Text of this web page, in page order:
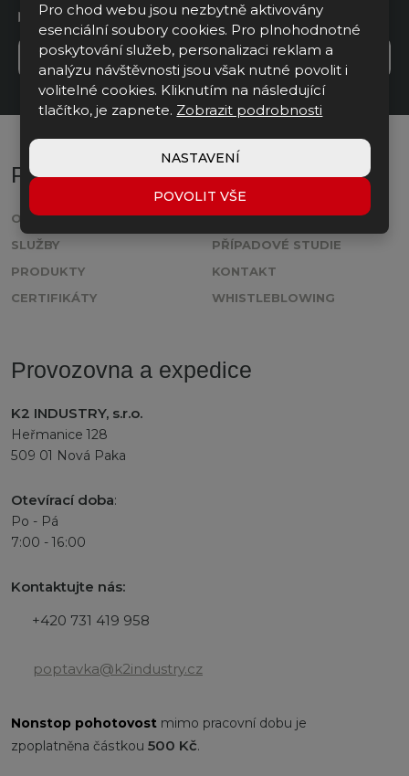
Souhlasím
zpracováním
osobních
údajů.
Souhlasím se zpracovánímosobních údajů.
REGISTROVAT SE
Formulář
se
nepodařilo
odeslat.
Pro zákazníky
O NÁS
SLUŽBY
PRODUKTY
CERTIFIKÁTY
KARIÉRA
PŘÍPADOVÉ STUDIE
KONTAKT
WHISTLEBLOWING
Provozovna a expedice
K2 INDUSTRY, s.r.o.
Heřmanice 128
509 01 Nová Paka
Otevírací doba:
Po - Pá
7:00 - 16:00
Kontaktujte nás:
+420 731 419 958
poptavka@k2industry.cz
Nonstop pohotovost mimo pracovní dobu je
zpoplatněna částkou 500 Kč.
Pro chod webu jsou nezbytně aktivovány
esenciální soubory cookies. Pro plnohodnotné
poskytování služeb, personalizaci reklam a
analýzu návštěvnosti jsou však nutné povolit i
volitelné cookies. Kliknutím na následující
tlačítko, je zapnete. Zobrazit podrobnosti
NASTAVENÍ
POVOLIT VŠE